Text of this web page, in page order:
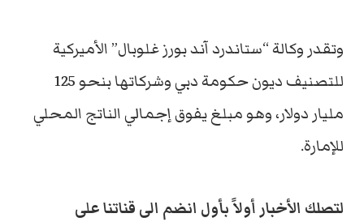
وتقدر وكالة “ستاندرد آند بورز غلوبال” الأميركية
للتصنيف ديون حكومة دبي وشركاتها بنحو 125
مليار دولار، وهو مبلغ يفوق إجمالي الناتج المحلي
للإمارة.
لتصلك الأخبار أولاً بأول انضم الى قناتنا على